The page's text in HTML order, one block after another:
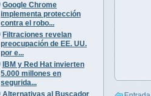
Google Chrome
implementa protección
contra el robo...
Filtraciones revelan
preocupación de EE. UU.
por e...
IBM y Red Hat invierten
5.000 millones en
segurida...
Alternativas al Buscador